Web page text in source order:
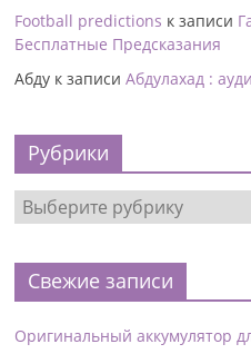
Football predictions к записи
Бесплатные Предсказания
Абду к записиАбдулахад :
Рубрики
Свежие записи
Оригинальный аккумулятор